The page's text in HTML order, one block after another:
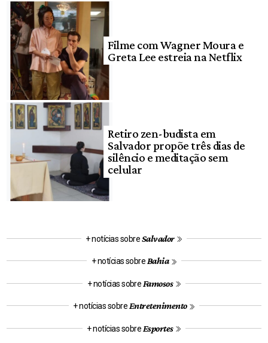
Filme com Wagner Moura e
Greta Lee estreia na Netflix
Retiro zen-budista em
Salvador propõe três dias de
silêncio e meditação sem
celular
+ notícias sobreSalvador
+ notícias sobre Bahia
+ notícias sobre Famosos
+ notícias sobre Entretenimento
+ notícias sobre Esportes